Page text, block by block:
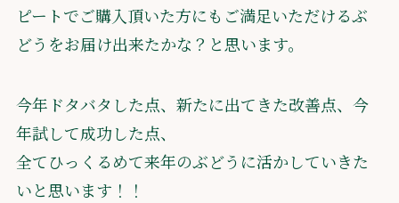
ピートでご購入頂いた方にもご満足いただけるぶ
どうをお届け出来たかな？と思います。
今年ドタバタした点、新たに出てきた改善点、今
年試して成功した点、
全てひっくるめて来年のぶどうに活かしていきた
いと思います！！